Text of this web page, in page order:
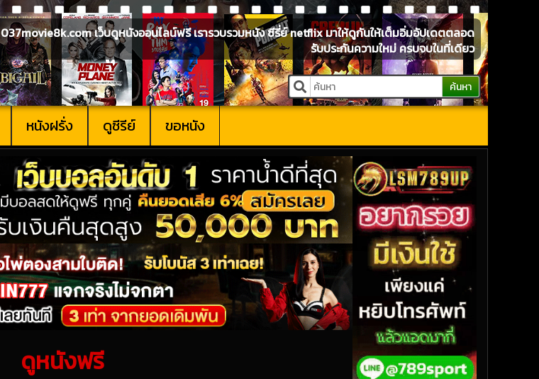
037movie8k.com เว็บดูหนังออนไลน์ฟรี เรารวบรวมหนัง ซีรี่ย์ netflix มาให้ดูกันให้เต็มอิ่มอัปเดตตลอด
รับประกันความใหม่ ครบจบในที่เดียว
ค้นหา
หนังฝรั่ง ดูซีรีย์ ขอหนัง
ดูหนังฟรี